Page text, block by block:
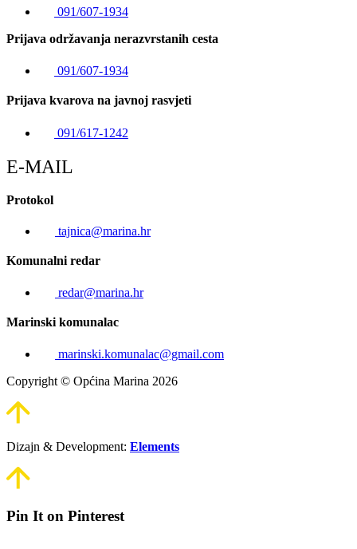
091/607-1934
Prijava održavanja nerazvrstanih cesta
091/607-1934
Prijava kvarova na javnoj rasvjeti
091/617-1242
E-MAIL
Protokol
tajnica@marina.hr
Komunalni redar
redar@marina.hr
Marinski komunalac
marinski.komunalac@gmail.com
Copyright © Općina Marina 2026
Dizajn & Development: Elements
Pin It on Pinterest